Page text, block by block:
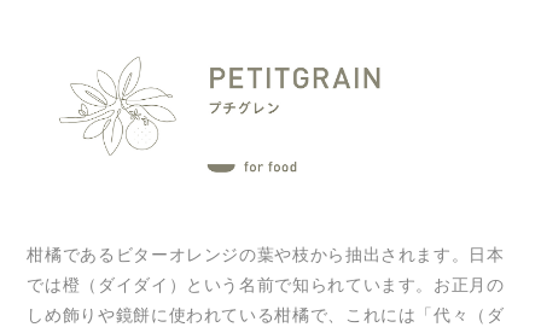
柑橘であるビターオレンジの葉や枝から抽出されます。日本
では橙（ダイダイ）という名前で知られています。お正月の
しめ飾りや鏡餅に使われている柑橘で、これには「代々（ダ